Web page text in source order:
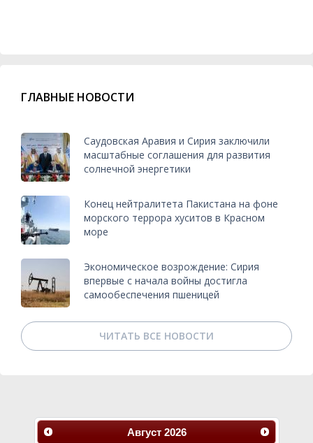
ГЛАВНЫЕ НОВОСТИ
Саудовская Аравия и Сирия заключили
масштабные соглашения для развития
солнечной энергетики
Конец нейтралитета Пакистана на фоне
морского террора хуситов в Красном
море
Экономическое возрождение: Сирия
впервые с начала войны достигла
самообеспечения пшеницей
ЧИТАТЬ ВСЕ НОВОСТИ
Август 2026